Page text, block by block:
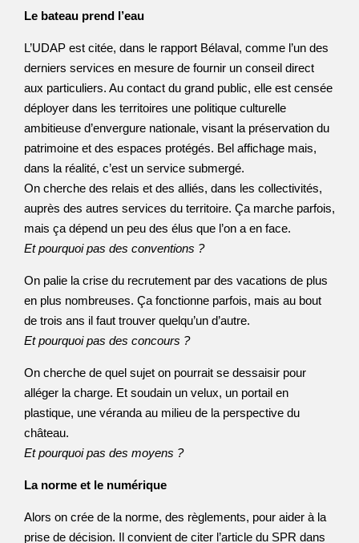
Le bateau prend l’eau
L’UDAP est citée, dans le rapport Bélaval, comme l’un des
derniers services en mesure de fournir un conseil direct
aux particuliers. Au contact du grand public, elle est censée
déployer dans les territoires une politique culturelle
ambitieuse d’envergure nationale, visant la préservation du
patrimoine et des espaces protégés. Bel affichage mais,
dans la réalité, c’est un service submergé.
On cherche des relais et des alliés, dans les collectivités,
auprès des autres services du territoire. Ça marche parfois,
mais ça dépend un peu des élus que l’on a en face.
Et pourquoi pas des conventions ?
On palie la crise du recrutement par des vacations de plus
en plus nombreuses. Ça fonctionne parfois, mais au bout
de trois ans il faut trouver quelqu’un d’autre.
Et pourquoi pas des concours ?
On cherche de quel sujet on pourrait se dessaisir pour
alléger la charge. Et soudain un velux, un portail en
plastique, une véranda au milieu de la perspective du
château.
Et pourquoi pas des moyens ?
La norme et le numérique
Alors on crée de la norme, des règlements, pour aider à la
prise de décision. Il convient de citer l’article du SPR dans